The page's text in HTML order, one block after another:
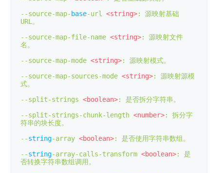
--source-map- base-url <string>:
源映射基础
URL。
--source-map-file-name <string>:
源映射文件
名。
--source-map-mode <string>:
源映射模式。
--source-map-sources-mode <string>:
源映射源模
式。
--split-strings <boolean>:
是否拆分字符串。
--split-strings-chunk-length <number>:
拆分字
符串的块长度。
--string-array <boolean>:
是否使用字符串数组。
--string-array-calls-transform <boolean>:
是
否转换字符串数组调用。